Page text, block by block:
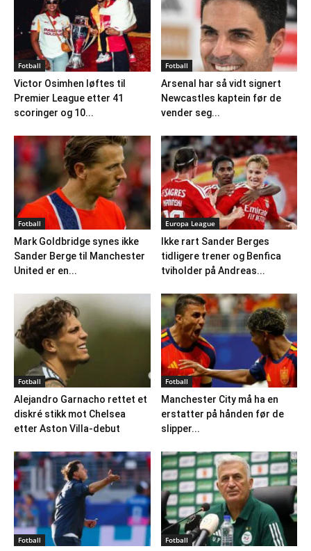
Fotball
Victor Osimhen løftes til
Premier League etter 41
scoringer og 10...
Fotball
Arsenal har så vidt signert
Newcastles kaptein før de
vender seg...
Fotball
Mark Goldbridge synes ikke
Sander Berge til Manchester
United er en...
Europa League
Ikke rart Sander Berges
tidligere trener og Benfica
tviholder på Andreas...
Fotball
Alejandro Garnacho rettet et
diskré stikk mot Chelsea
etter Aston Villa-debut
Fotball
Manchester City må ha en
erstatter på hånden før de
slipper...
Fotball Fotball